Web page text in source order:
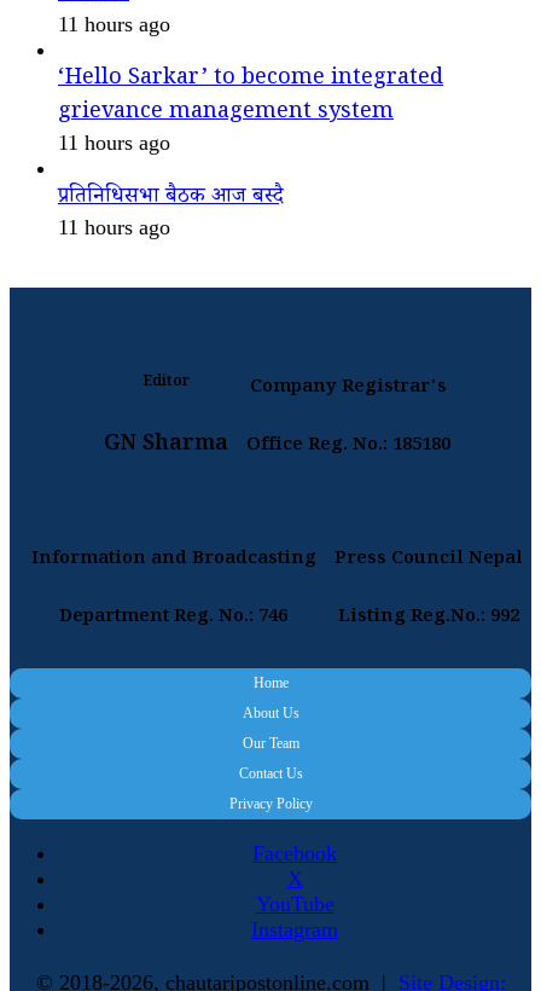
11 hours ago
‘Hello Sarkar’ to become integrated
grievance management system
11 hours ago
प्रतिनिधिसभा बैठक आज बस्दै
11 hours ago
Editor
GN Sharma
Company Registrar's
Office Reg. No.: 185180
Information and Broadcasting
Department Reg. No.: 746
Press Council Nepal
Listing Reg.No.: 992
Home
About Us
Our Team
Contact Us
Privacy Policy
Facebook
X
YouTube
Instagram
© 2018-2026, chautaripostonline.com | Site Design: